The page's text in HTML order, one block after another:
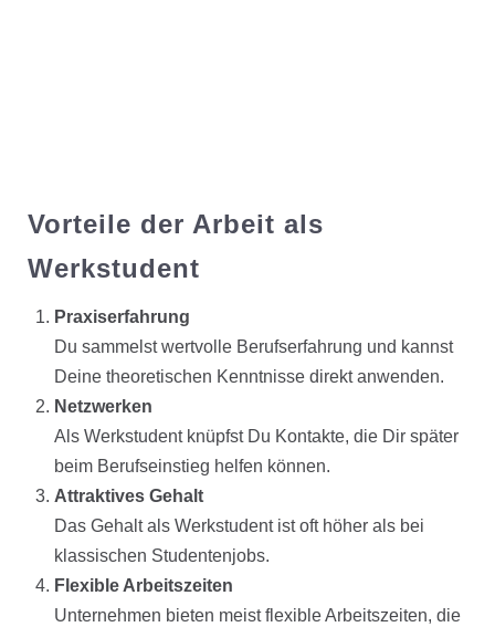
Vorteile der Arbeit als
Werkstudent
Praxiserfahrung
Du sammelst wertvolle Berufserfahrung und kannst
Deine theoretischen Kenntnisse direkt anwenden.
Netzwerken
Als Werkstudent knüpfst Du Kontakte, die Dir später
beim Berufseinstieg helfen können.
Attraktives Gehalt
Das Gehalt als Werkstudent ist oft höher als bei
klassischen Studentenjobs.
Flexible Arbeitszeiten
Unternehmen bieten meist flexible Arbeitszeiten, die